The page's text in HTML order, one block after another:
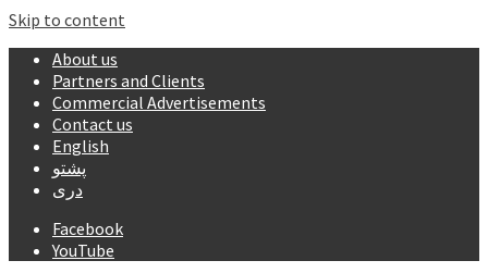
Skip to content
About us
Partners and Clients
Commercial Advertisements
Contact us
English
پشتو
دری
Facebook
YouTube